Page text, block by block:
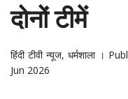
दोनों टीमें
हिंदी टीवी न्यूज, धर्मशाला ।
Jun 2026